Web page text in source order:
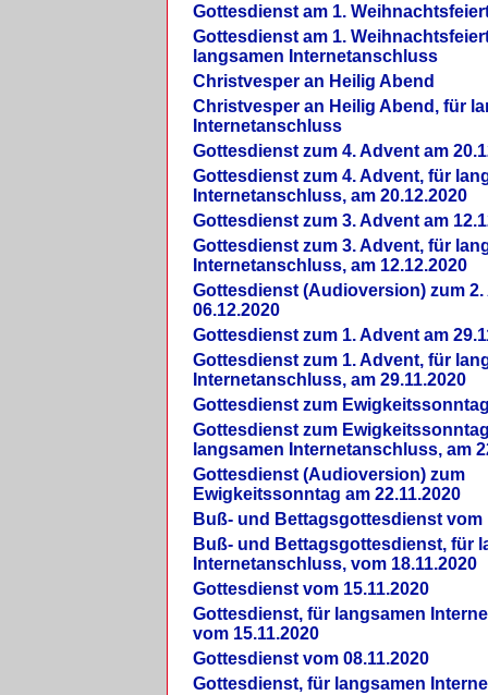
Gottesdienst am 1.
Gottesdienst am 1.
langsamen Internetanschluss
Christvesper an Heilig Abend
Christvesper an Heilig Abend, für
Internetanschluss
Gottesdienst zum 4. Advent am
Gottesdienst zum 4. Advent, für
Internetanschluss, am 20.12.2020
Gottesdienst zum 3. Advent am
Gottesdienst zum 3. Advent, für
Internetanschluss, am 12.12.2020
Gottesdienst (Audioversion) zum 2.
06.12.2020
Gottesdienst zum 1. Advent am
Gottesdienst zum 1. Advent, für
Internetanschluss, am 29.11.2020
Gottesdienst zum
Gottesdienst zum
langsamen Internetanschluss, am
Gottesdienst (Audioversion) zum
Ewigkeitssonntag am 22.11.2020
Buß- und Bettagsgottesdienst vom
Buß- und Bettagsgottesdienst, für
Internetanschluss, vom 18.11.2020
Gottesdienst vom 15.11.2020
Gottesdienst, für langsamen
vom 15.11.2020
Gottesdienst vom 08.11.2020
Gottesdienst, für langsamen